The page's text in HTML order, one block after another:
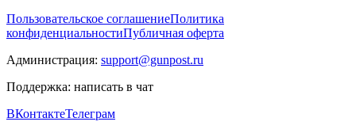
Пользовательское соглашениеПолитика
конфиденциальностиПубличная оферта
Администрация: support@gunpost.ru
Поддержка: написать в чат
ВКонтактеТелеграм